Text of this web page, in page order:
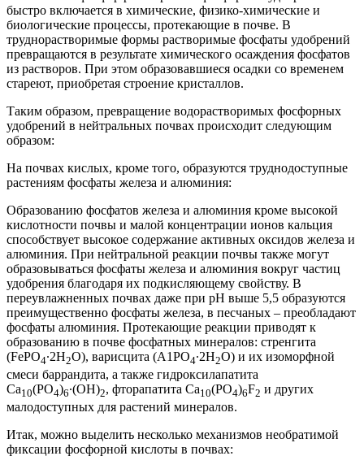
быстро включается в химические, физико-химические и
биологические процессы, протекающие в почве. В
труднорастворимые формы растворимые фосфаты удобрений
превращаются в результате химического осаждения фосфатов
из растворов. При этом образовавшиеся осадки со временем
стареют, приобретая строение кристаллов.
Таким образом, превращение водорастворимых фосфорных
удобрений в нейтральных почвах происходит следующим
образом:
На почвах кислых, кроме того, образуются труднодоступные
растениям фосфаты железа и алюминия:
Образованию фосфатов железа и алюминия кроме высокой
кислотности почвы и малой концентрации ионов кальция
способствует высокое содержание активных оксидов железа и
алюминия. При нейтральной реакции почвы также могут
образовываться фосфаты железа и алюминия вокруг частиц
удобрения благодаря их подкисляющему свойству. В
переувлажненных почвах даже при рН выше 5,5 образуются
преимущественно фосфаты железа, в песчаных – преобладают
фосфаты алюминия. Протекающие реакции приводят к
образованию в почве фосфатных минералов: стренгита
(FePО4∙2H2О), варисцита (А1РО4∙2Н2О) и их изоморфной
смеси баррандита, а также гидроксилапатита
Са10(РО4)6∙(ОН)2, фторапатита Ca10(PO4)6F2 и других
малодоступных для растений минералов.
Итак, можно выделить несколько механизмов необратимой
фиксации фосфорной кислоты в почвах: